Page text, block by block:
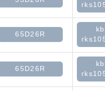
65D26R
65D26R